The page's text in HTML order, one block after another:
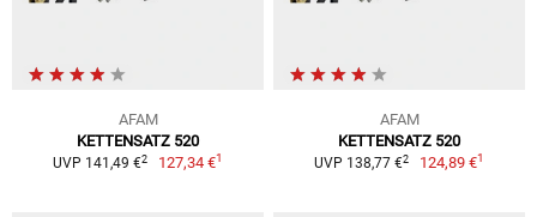
AFAM
KETTENSATZ 520
UVP 141,49 €2 127,34 €1
AFAM
KETTENSATZ 520
UVP 138,77 €2 124,89 €1